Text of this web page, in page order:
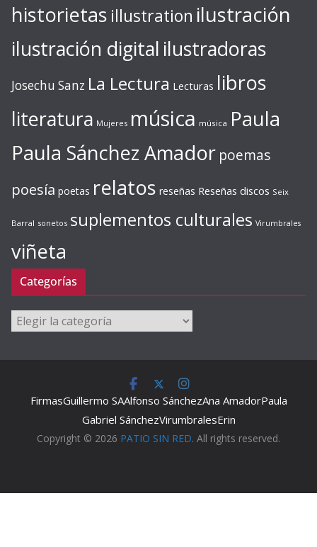
historietas illustration ilustración
ilustración digital ilustradoras
Josechu Sanz La Lectura Lecturas libros
literatura Mujeres música música Paula
Paula Sánchez Amador poemas
poesía poetas relatos reseñas Reseñas discos Seix
Barral sonetos suplementos culturales Virumbrales
viñeta
Categorías
Categorías
FirmasGuillermo SAAlfonso SánchezAna AmadorPaula
Gabriel SánchezVirumbralesErin
Copyright © 2026 PATIO SIN RED. All rights reserved.